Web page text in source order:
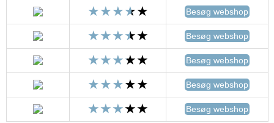
Besøg webshop
Besøg webshop
Besøg webshop
Besøg webshop
Besøg webshop